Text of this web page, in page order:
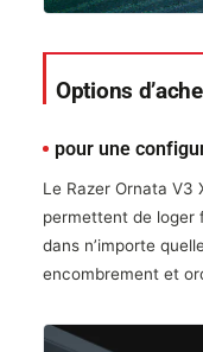
Options
pour une
Le Razer Ornata V3
permettent de loger
dans n’importe
encombrement et